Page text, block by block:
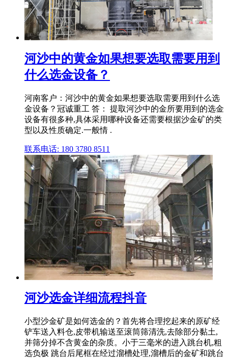
河沙中的黄金如果想要选取需要用到
什么选金设备？
河南客户：河沙中的黄金如果想要选取需要用到什么选
金设备？冠诚重工 答： 提取河沙中的金所要用到的选金
设备有很多种,具体采用哪种设备还需要根据沙金矿的类
型以及性质确定.一般情 .
联系电话: 180 3780 8511
河沙选金详细流程抖音
小型沙金矿是如何选金的？首先将合理挖起来的原矿经
铲车送入料仓,皮带机输送至滚筒筛清洗,去除部分黏土,
并筛分掉不含黄金的杂质。小于三毫米的进入跳台机,粗
选负极 跳台后尾框在经过溜槽处理,溜槽后的金矿和跳台